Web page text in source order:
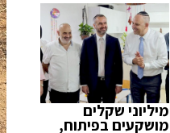
מיליוני שקלים
מושקעים בפיתוח,